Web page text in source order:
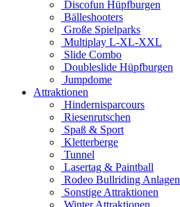
Discofun Hüpfburgen
Bälleshooters
Große Spielparks
Multiplay L-XL-XXL
Slide Combo
Doubleslide Hüpfburgen
Jumpdome
Attraktionen
Hindernisparcours
Riesenrutschen
Spaß & Sport
Kletterberge
Tunnel
Lasertag & Paintball
Rodeo Bullriding Anlagen
Sonstige Attraktionen
Winter Attraktionen